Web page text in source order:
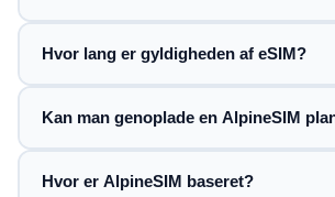
Hvor lang er gyldigheden af eSIM?
Kan man genoplade en AlpineSIM
Hvor er AlpineSIM baseret?